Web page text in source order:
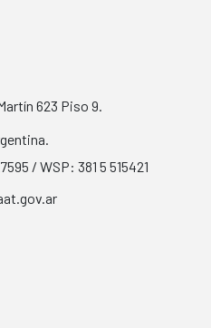
623 Piso 9.
/ WSP: 381 5 515421